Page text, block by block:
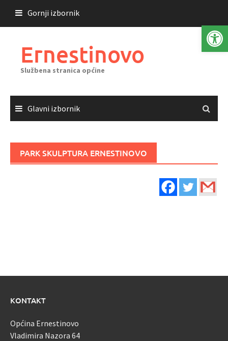
sadržaja
Gornji izbornik
Ernestinovo
Službena stranica općine
Glavni izbornik
PARK SKULPTURA ERNESTINOVO
KONTAKT
Općina Ernestinovo
Vladimira Nazora 64